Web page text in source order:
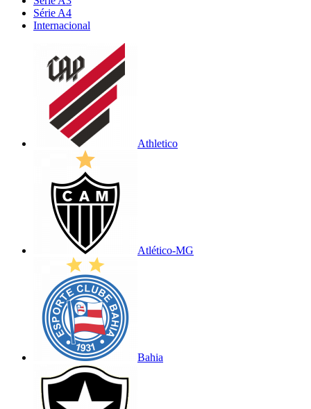
Série A4
Internacional
Athletico
Atlético-MG
Bahia